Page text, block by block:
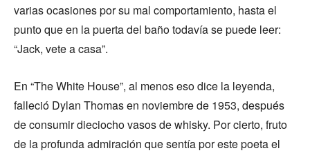
varias ocasiones por su mal comportamiento, hasta el
punto que en la puerta del baño todavía se puede leer:
“Jack, vete a casa”.
En “The White House”, al menos eso dice la leyenda,
falleció Dylan Thomas en noviembre de 1953, después
de consumir dieciocho vasos de whisky. Por cierto, fruto
de la profunda admiración que sentía por este poeta el